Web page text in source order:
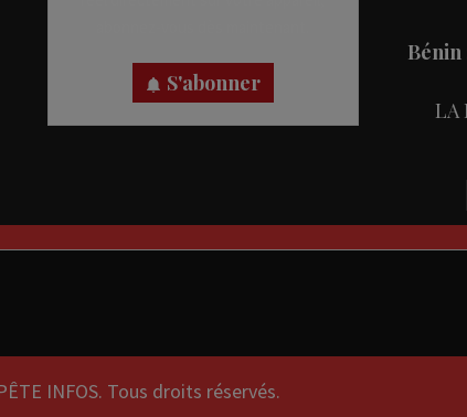
S'abonner
Bénin
INFOS. Tous droits réservés.